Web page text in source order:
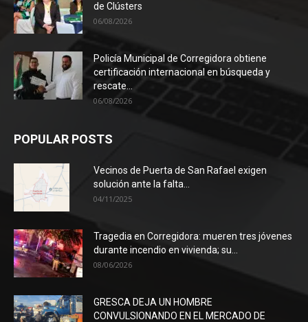
de Clústers
06/08/2026
Policía Municipal de Corregidora obtiene
certificación internacional en búsqueda y
rescate...
06/08/2026
POPULAR POSTS
Vecinos de Puerta de San Rafael exigen
solución ante la falta...
04/11/2025
Tragedia en Corregidora: mueren tres jóvenes
durante incendio en vivienda; su...
08/06/2026
GRESCA DEJA UN HOMBRE
CONVULSIONANDO EN EL MERCADO DE